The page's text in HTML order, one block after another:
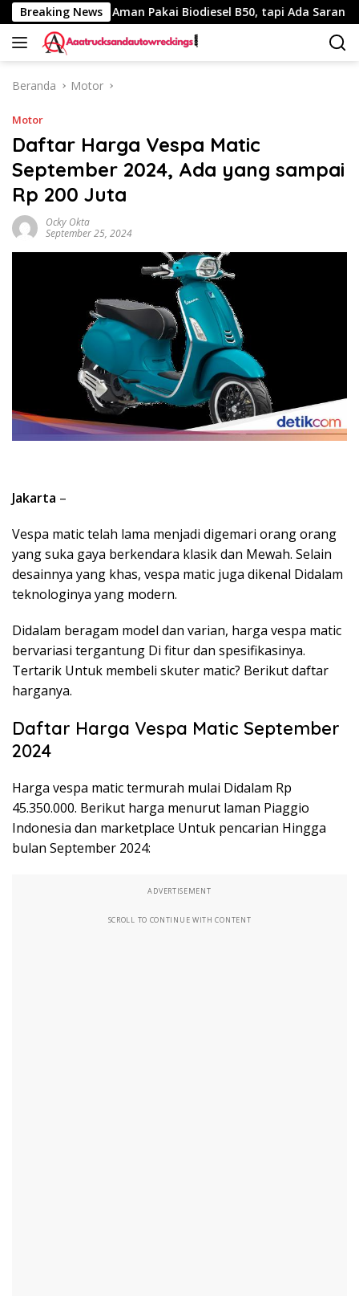
Langsung
ke
konten
Breaking News
Fuso Aman Pakai Biodiesel B50, tapi Ada Saran Ini
Beranda Motor
Motor
Daftar Harga Vespa Matic
September 2024, Ada yang sampai
Rp 200 Juta
Ocky Okta
September 25, 2024
Jakarta –
Vespa matic telah lama menjadi digemari orang orang
yang suka gaya berkendara klasik dan Mewah. Selain
desainnya yang khas, vespa matic juga dikenal Didalam
teknologinya yang modern.
Didalam beragam model dan varian, harga vespa matic
bervariasi tergantung Di fitur dan spesifikasinya.
Tertarik Untuk membeli skuter matic? Berikut daftar
harganya.
Daftar Harga Vespa Matic September
2024
Harga vespa matic termurah mulai Didalam Rp
45.350.000. Berikut harga menurut laman Piaggio
Indonesia dan marketplace Untuk pencarian Hingga
bulan September 2024:
ADVERTISEMENT
SCROLL TO CONTINUE WITH CONTENT